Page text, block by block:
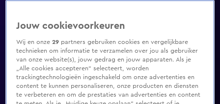
Jouw cookievoorkeuren
Wij en onze29 partners gebruiken cookies en vergelijkbare
technieken om informatie te verzamelen over jou als gebruiker
van onze website(s), jouw gedrag en jouw apparaten. Als je
„Alle cookies accepteren” selecteert, worden
trackingtechnologieën ingeschakeld om onze advertenties en
content te kunnen personaliseren, onze producten en diensten
te verbeteren en om de prestaties van advertenties en content